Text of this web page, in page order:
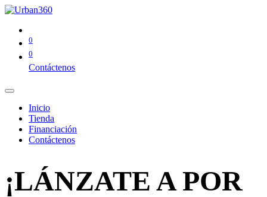
0
0
Contáctenos
Inicio
Tienda
Financiación
Contáctenos
¡LÁNZATE A POR